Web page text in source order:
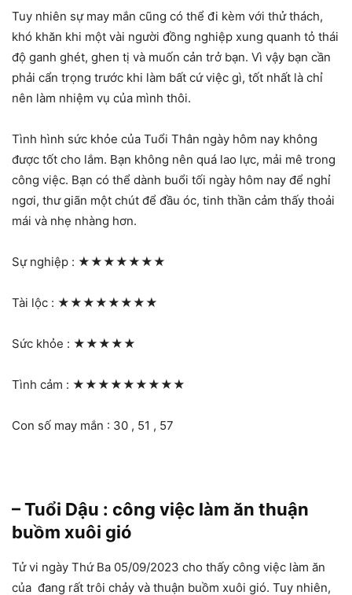
Tuy nhiên sự may mắn cũng có thể đi kèm với thử thách,
khó khăn khi một vài người đồng nghiệp xung quanh tỏ thái
độ ganh ghét, ghen tị và muốn cản trở bạn. Vì vậy bạn cần
phải cẩn trọng trước khi làm bất cứ việc gì, tốt nhất là chỉ
nên làm nhiệm vụ của mình thôi.
Tình hình sức khỏe của Tuổi Thân ngày hôm nay không
được tốt cho lắm. Bạn không nên quá lao lực, mải mê trong
công việc. Bạn có thể dành buổi tối ngày hôm nay để nghỉ
ngơi, thư giãn một chút để đầu óc, tinh thần cảm thấy thoải
mái và nhẹ nhàng hơn.
Sự nghiệp : ★★★★★★★
Tài lộc : ★★★★★★★★
Sức khỏe : ★★★★★
Tình cảm : ★★★★★★★★★
Con số may mắn : 30 , 51 , 57
– Tuổi Dậu : công việc làm ăn thuận
buồm xuôi gió
Tử vi ngày Thứ Ba 05/09/2023 cho thấy công việc làm ăn
của đang rất trôi chảy và thuận buồm xuôi gió. Tuy nhiên,